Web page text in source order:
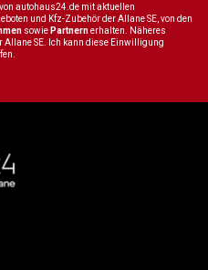
autohaus24.de mit aktuellen
und Kfz-Zubehör der Allane SE, von den
sowie Partnernerhalten. Näheres
Allane SE. Ich kann diese Einwilligung